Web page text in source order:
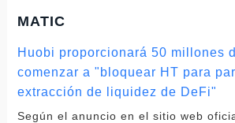
MATIC
Huobi proporcionará 50 millones
comenzar a "bloquear HT para
extracción de liquidez de DeFi"
Según el anuncio en el sitio web